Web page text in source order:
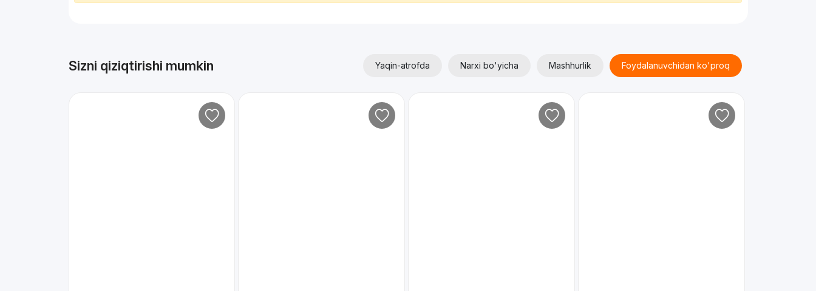
Sizni qiziqtirishi mumkin Yaqin-atrofda Narxi bo'yicha Mashhurlik Foydalanuvchidan ko'proq